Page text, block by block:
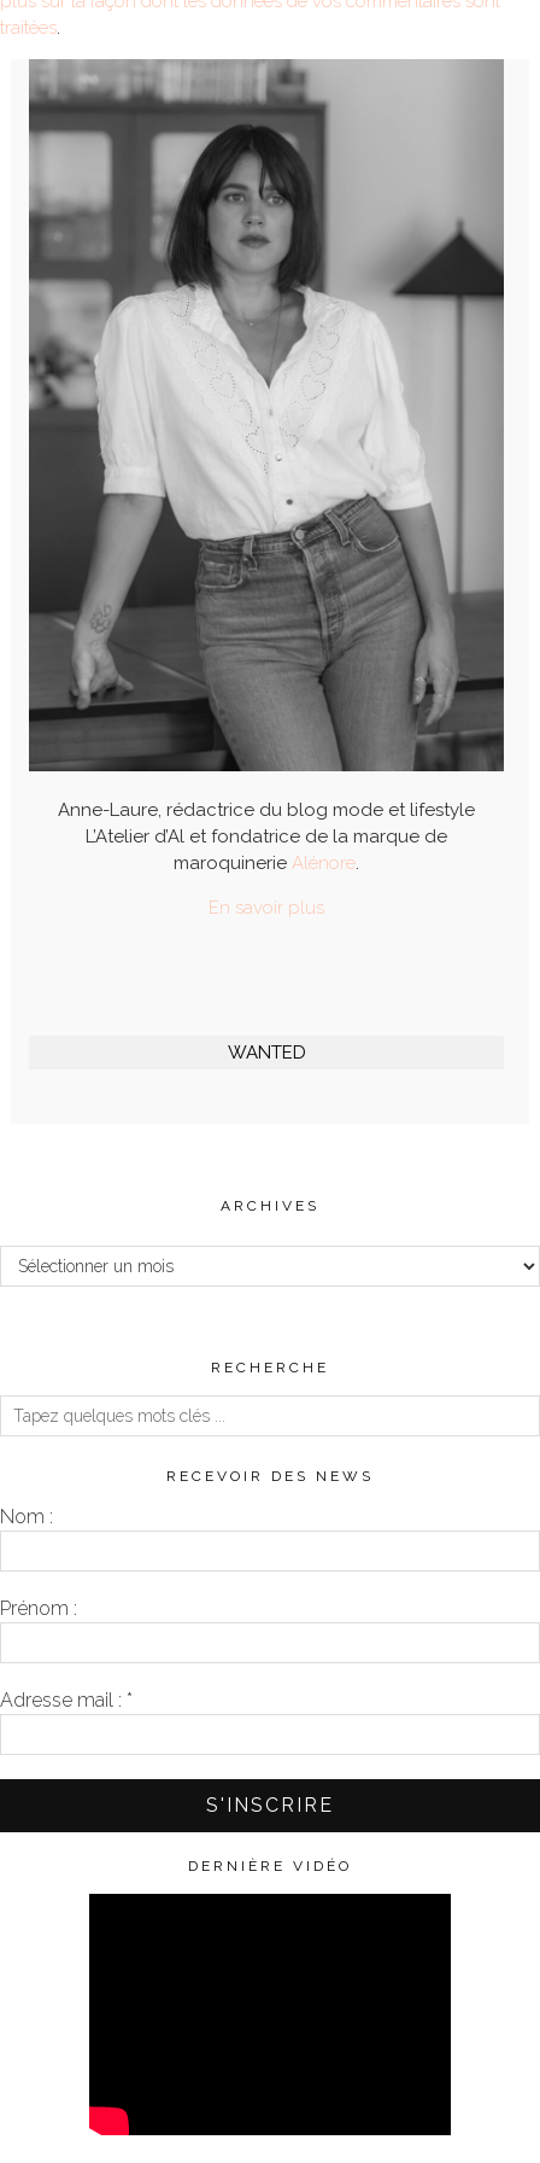
traitées.
Anne-Laure, rédactrice du blog mode et lifestyle
L’Atelier d’Al et fondatrice de la marque de
maroquinerie Alénore.
En savoir plus
WANTED
ARCHIVES
Archives
RECHERCHE
RECEVOIR DES NEWS
Nom :
Prénom :
Adresse mail : *
DERNIÈRE VIDÉO